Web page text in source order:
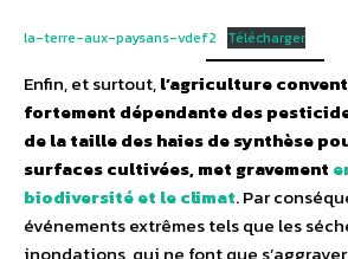
la-terre-aux-paysans-vdef2 Télécharger
Enfin, et surtout,l’agriculture
fortement dépendante des
de la taille des haies de synthèse
surfaces cultivées, met gravement
biodiversité et le climat. Par
événements extrêmes tels que les